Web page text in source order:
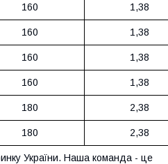
160 1,38
160 1,38
160 1,38
160 1,38
180 2,38
180 2,38
України. Наша команда - це